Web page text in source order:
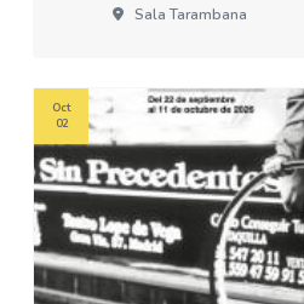
Sala Tarambana
Oct
02